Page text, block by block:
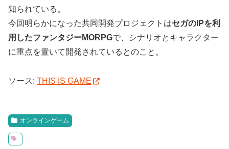
知られている。
今回明らかになった共同開発プロジェクトはセガのIPを利
用したファンタジーMORPGで、シナリオとキャラクター
に重点を置いて開発されているとのこと。
ソース: THIS IS GAME
オンラインゲーム